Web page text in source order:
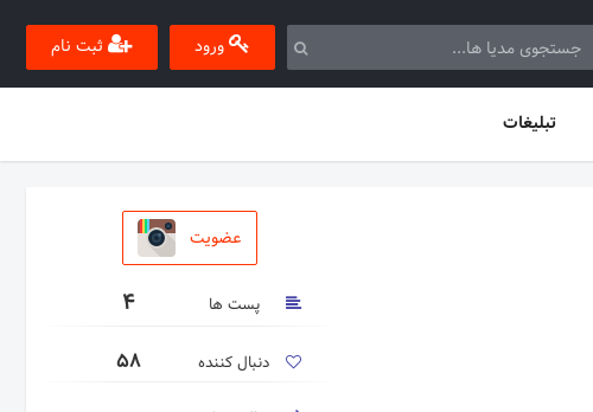
ورود ثبت نام
تبلیغات
عضویت
پست ها 4
دنبال کننده 58